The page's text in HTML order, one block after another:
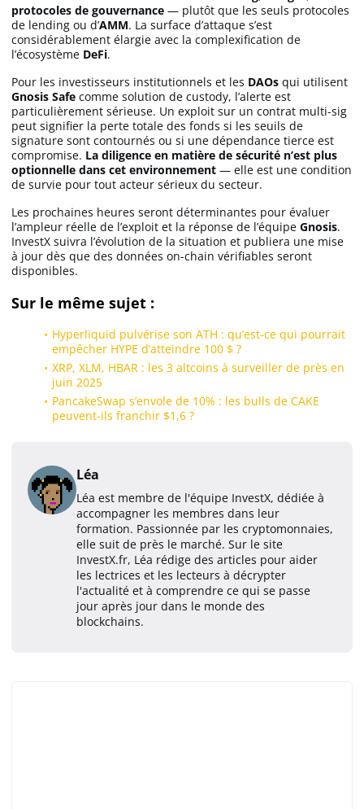
protocoles de gouvernance — plutôt que les seuls protocoles
de lending ou d’AMM. La surface d’attaque s’est
considérablement élargie avec la complexification de
l’écosystème DeFi.
Pour les investisseurs institutionnels et les DAOs qui utilisent
Gnosis Safe comme solution de custody, l’alerte est
particulièrement sérieuse. Un exploit sur un contrat multi-sig
peut signifier la perte totale des fonds si les seuils de
signature sont contournés ou si une dépendance tierce est
compromise. La diligence en matière de sécurité n’est plus
optionnelle dans cet environnement — elle est une condition
de survie pour tout acteur sérieux du secteur.
Les prochaines heures seront déterminantes pour évaluer
l’ampleur réelle de l’exploit et la réponse de l’équipe Gnosis.
InvestX suivra l’évolution de la situation et publiera une mise
à jour dès que des données on-chain vérifiables seront
disponibles.
Sur le même sujet :
Hyperliquid pulvérise son ATH : qu’est-ce qui pourrait
empêcher HYPE d’atteindre 100 $ ?
XRP, XLM, HBAR : les 3 altcoins à surveiller de près en
juin 2025
PancakeSwap s’envole de 10% : les bulls de CAKE
peuvent-ils franchir $1,6 ?
Léa
Léa est membre de l'équipe InvestX, dédiée à
accompagner les membres dans leur
formation. Passionnée par les cryptomonnaies,
elle suit de près le marché. Sur le site
InvestX.fr, Léa rédige des articles pour aider
les lectrices et les lecteurs à décrypter
l'actualité et à comprendre ce qui se passe
jour après jour dans le monde des
blockchains.